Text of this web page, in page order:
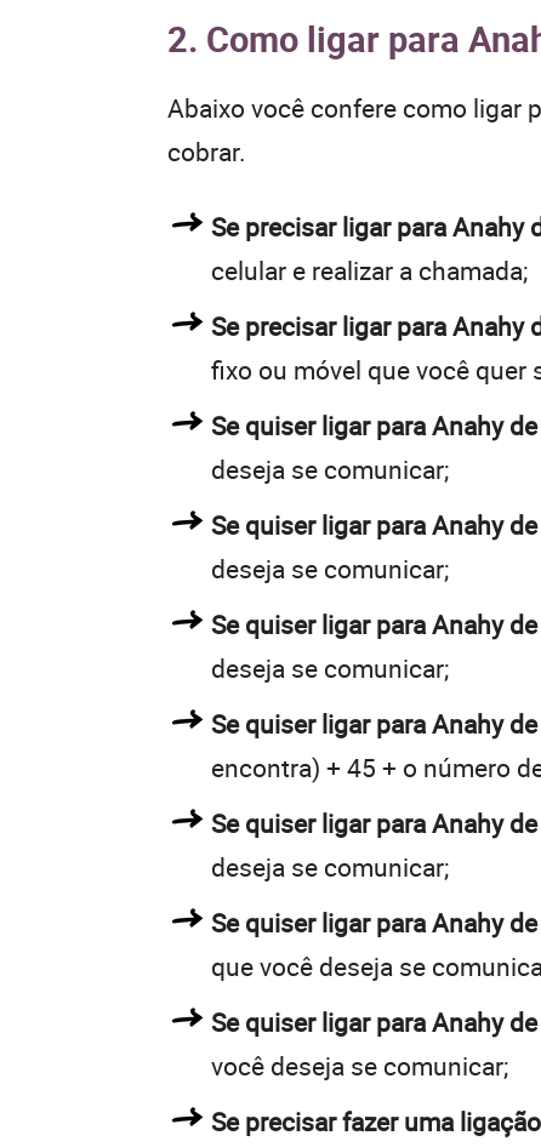
2. Como ligar para
Abaixo você confere como ligar
cobrar.
Se precisar ligar para
celular e realizar a chamada;
Se precisar ligar para Anahy
fixo ou móvel que você quer
Se quiser ligar para Anahy
deseja se comunicar;
Se quiser ligar para Anahy
deseja se comunicar;
Se quiser ligar para Anahy
deseja se comunicar;
Se quiser ligar para Anahy
encontra) + 45 + o número
Se quiser ligar para Anahy
deseja se comunicar;
Se quiser ligar para Anahy
que você deseja se
Se quiser ligar para Anahy
você deseja se comunicar;
Se precisar fazer uma